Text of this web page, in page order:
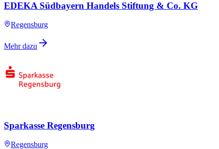
EDEKA Südbayern Handels Stiftung & Co. KG
Regensburg
Mehr dazu
Sparkasse Regensburg
Regensburg